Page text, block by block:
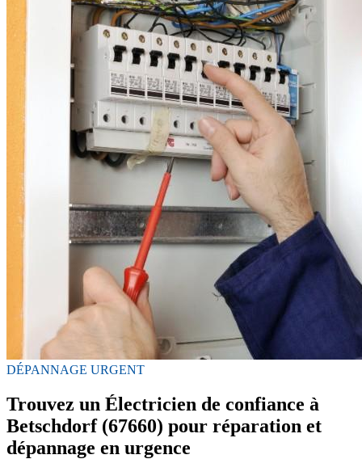
DÉPANNAGE URGENT
Trouvez un Électricien de confiance à
Betschdorf (67660) pour réparation et
dépannage en urgence